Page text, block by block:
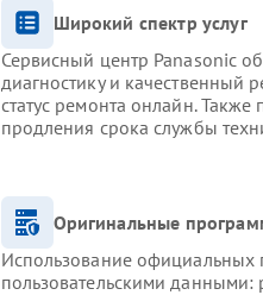
Широкий спектр услуг
Сервисный центр Panasonic
диагностику и качественный
статус ремонта онлайн.
продления срока службы
Оригинальные
Использование официальных
пользовательскими